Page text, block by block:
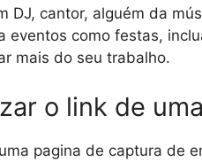
DJ, cantor, alguém da
eventos como festas,
mais do seu trabalho.
o link de
pagina de captura de